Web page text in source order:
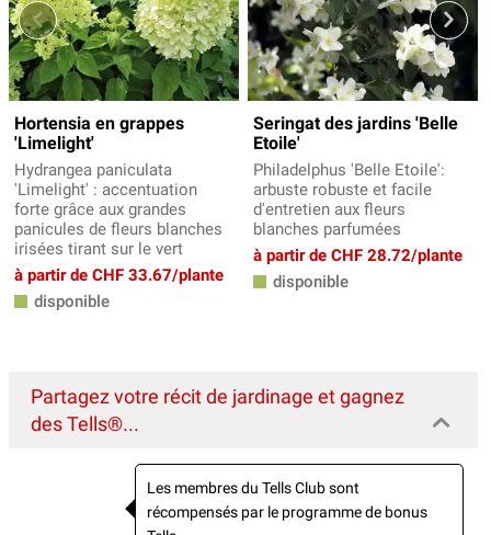
Hortensia en grappes
'Limelight'
Hydrangea paniculata
'Limelight' : accentuation
forte grâce aux grandes
panicules de fleurs blanches
irisées tirant sur le vert
à partir de CHF 33.67/plante
disponible
Seringat des jardins 'Belle
Etoile'
Philadelphus 'Belle Etoile':
arbuste robuste et facile
d'entretien aux fleurs
blanches parfumées
à partir de CHF 28.72/plante
disponible
Partagez votre récit de jardinage et gagnez
des Tells®...
Les membres du Tells Club sont
récompensés par le programme de bonus